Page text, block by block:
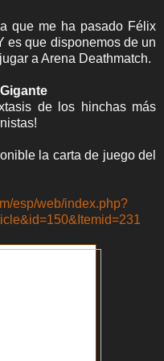
que me ha pasado Félix
es que disponemos de un
a Arena Deathmatch.
de los hinchas más
la carta de juego del
esp/web/index.php?